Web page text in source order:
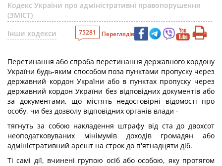
Кодекс України про адміністративні правопорушення
(ЗМІСТ)
Інши кодекси
75281 Переглядів
Перетинання або спроба перетинання державного кордону
України будь-яким способом поза пунктами пропуску через
державний кордон України або в пунктах пропуску через
державний кордон України без відповідних документів або
за документами, що містять недостовірні відомості про
особу, чи без дозволу відповідних органів влади -
тягнуть за собою накладення штрафу від ста до двохсот
неоподатковуваних мінімумів доходів громадян або
адміністративний арешт на строк до п'ятнадцяти діб.
Ті самі дії, вчинені групою осіб або особою, яку протягом